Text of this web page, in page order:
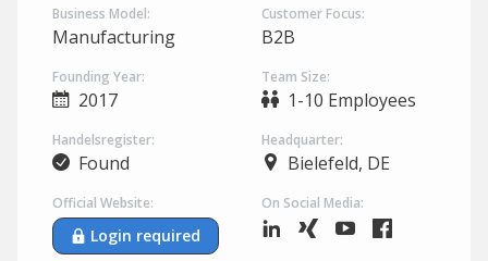
Business Model:
Manufacturing
Customer Focus:
B2B
Founding Year:
2017
Team Size:
1-10 Employees
Handelsregister:
Found
Headquarter:
Bielefeld, DE
Official Website:
Login required
On Social Media: